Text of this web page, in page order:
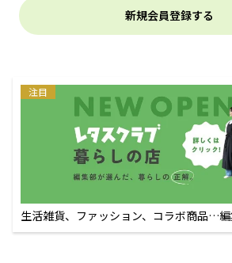
新規会員登録する
注目
生活雑貨、ファッション、コラボ商品…
えるECサイト